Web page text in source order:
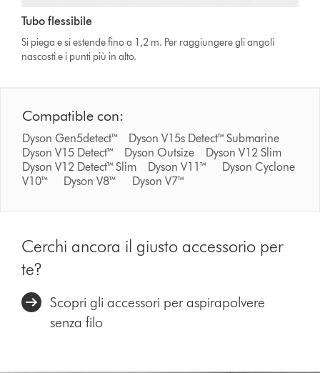
Tubo flessibile
Si piega e si estende fino a 1,2 m. Per raggiungere gli angoli
nascosti e i punti più in alto.
Compatible con:
Dyson Gen5detect™ Dyson V15s Detect™ Submarine
Dyson V15 Detect™ Dyson Outsize Dyson V12 Slim
Dyson V12 Detect™ Slim Dyson V11™ Dyson Cyclone
V10™ Dyson V8™ Dyson V7™
Cerchi ancora il giusto accessorio per
te?
Scopri gli accessori per aspirapolvere
senza filo